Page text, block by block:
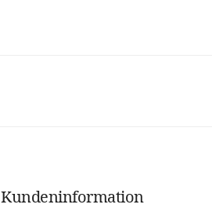
Kundeninformation